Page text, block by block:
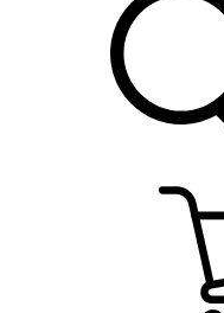
Gemeinde + Service